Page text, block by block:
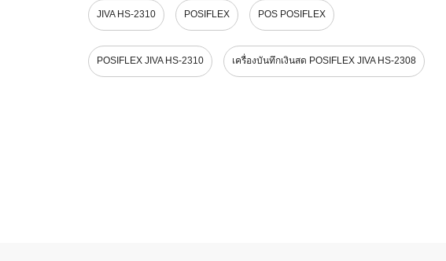
JIVA HS-2310 POSIFLEX POS POSIFLEX
POSIFLEX JIVA HS-2310 เครื่องบันทึกเงินสด POSIFLEX JIVA HS-2308